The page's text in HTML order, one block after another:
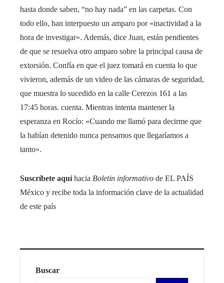
hasta donde saben, “no hay nada” en las carpetas. Con
todo ello, han interpuesto un amparo por «inactividad a la
hora de investigar». Además, dice Juan, están pendientes
de que se resuelva otro amparo sobre la principal causa de
extorsión. Confía en que el juez tomará en cuenta lo que
vivieron, además de un video de las cámaras de seguridad,
que muestra lo sucedido en la calle Cerezos 161 a las
17:45 horas. cuenta. Mientras intenta mantener la
esperanza en Rocío: «Cuando me llamó para decirme que
la habían detenido nunca pensamos que llegaríamos a
tanto».
Suscríbete aquí hacia Boletin informativo de EL PAÍS
México y recibe toda la información clave de la actualidad
de este país
Buscar